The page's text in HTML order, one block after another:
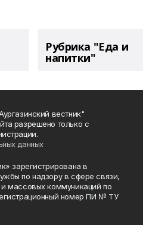
Рубрика "Еда и
напитки"
вестник"
разрешено только с
данных
зарегистрирована в
по надзору в сфере связи,
массовых коммуникаций по
номер ПИ № ТУ